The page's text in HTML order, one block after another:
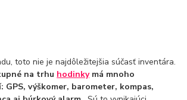
toto nie je najdôležitejšia súčasť inventára.
na trhu hodinkymá mnoho
GPS, výškomer, barometer, kompas,